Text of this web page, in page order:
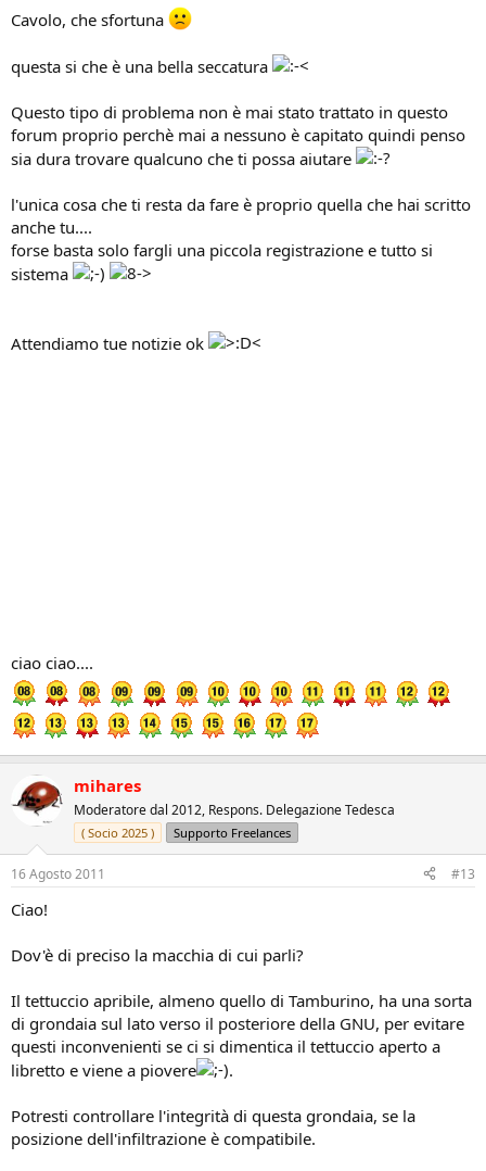
Cavolo, che sfortuna
questa si che è una bella seccatura
Questo tipo di problema non è mai stato trattato in questo
forum proprio perchè mai a nessuno è capitato quindi penso
sia dura trovare qualcuno che ti possa aiutare
l'unica cosa che ti resta da fare è proprio quella che hai scritto
anche tu....
forse basta solo fargli una piccola registrazione e tutto si
sistema
Attendiamo tue notizie ok
ciao ciao....
mihares
Moderatore dal 2012, Respons. Delegazione Tedesca
( Socio 2025 ) Supporto Freelances
16 Agosto 2011 #13
Ciao!
Dov'è di preciso la macchia di cui parli?
Il tettuccio apribile, almeno quello di Tamburino, ha una sorta
di grondaia sul lato verso il posteriore della GNU, per evitare
questi inconvenienti se ci si dimentica il tettuccio aperto a
libretto e viene a piovere
.
Potresti controllare l'integrità di questa grondaia, se la
posizione dell'infiltrazione è compatibile.